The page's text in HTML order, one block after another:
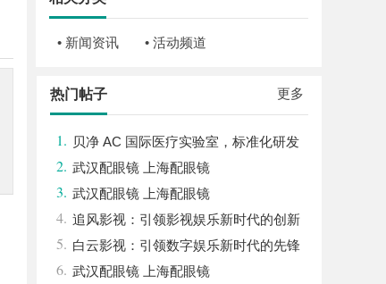
• 新闻资讯 • 活动频道
更多
热门帖子
1. 贝净 AC 国际医疗实验室，标准化研发
体系全解析
2. 武汉配眼镜 上海配眼镜
3. 武汉配眼镜 上海配眼镜
4. 追风影视：引领影视娱乐新时代的创新
平台
5. 白云影视：引领数字娱乐新时代的先锋
力量
6. 武汉配眼镜 上海配眼镜